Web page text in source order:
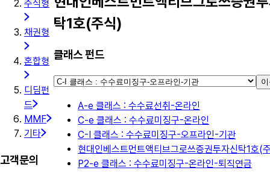
주식형
채권형
혼합형
디딤펀
드
MMF
기타
고객문의
탁1호(주식)
클래스 펀드
A-e 클래스 : 수수료선취-온라인
C-e 클래스 : 수수료미징구-온라인
C-I 클래스 : 수수료미징구-오프라인-기관
현대인베스트먼트액티브그로쓰증권투자신탁1호(
P2-e 클래스 : 수수료미징구-온라인-퇴직연금